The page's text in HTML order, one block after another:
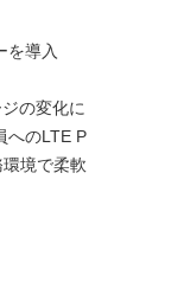
を導入
の変化に
へのLTE P
境で柔軟